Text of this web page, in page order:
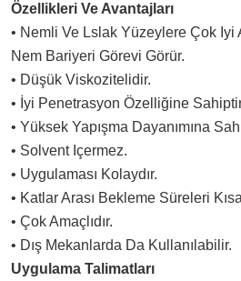
Özellikleri Ve Avantajları
• Nemli Ve Lslak Yüzeylere Çok Iyi
Nem Bariyeri Görevi Görür.
• Düşük Viskozitelidir.
• İyi Penetrasyon Özelliğine
• Yüksek Yapışma Dayanımına
• Solvent Içermez.
• Uygulaması Kolaydır.
• Katlar Arası Bekleme Süreleri
• Çok Amaçlıdır.
• Dış Mekanlarda Da Kullanılabilir.
Uygulama Talimatları